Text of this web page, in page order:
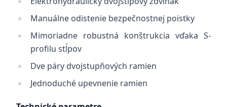
Manuálne odistenie bezpečnostnej poistky
Mimoriadne robustná konštrukcia vďaka S-
profilu stĺpov
Dve páry dvojstupňových ramien
Jednoduché upevnenie ramien